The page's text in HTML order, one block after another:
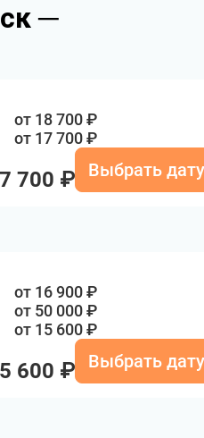
─
от 18 700 ₽
от 17 700 ₽
700 ₽ Выбрать дату
от 16 900 ₽
от 50 000 ₽
от 15 600 ₽
600 ₽ Выбрать дату